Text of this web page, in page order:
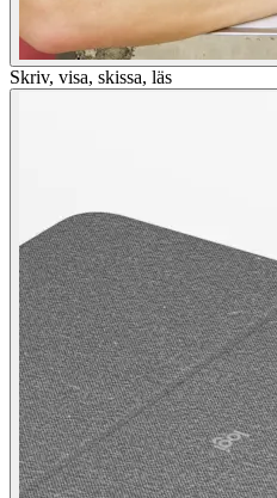
Skriv, visa, skissa, läs